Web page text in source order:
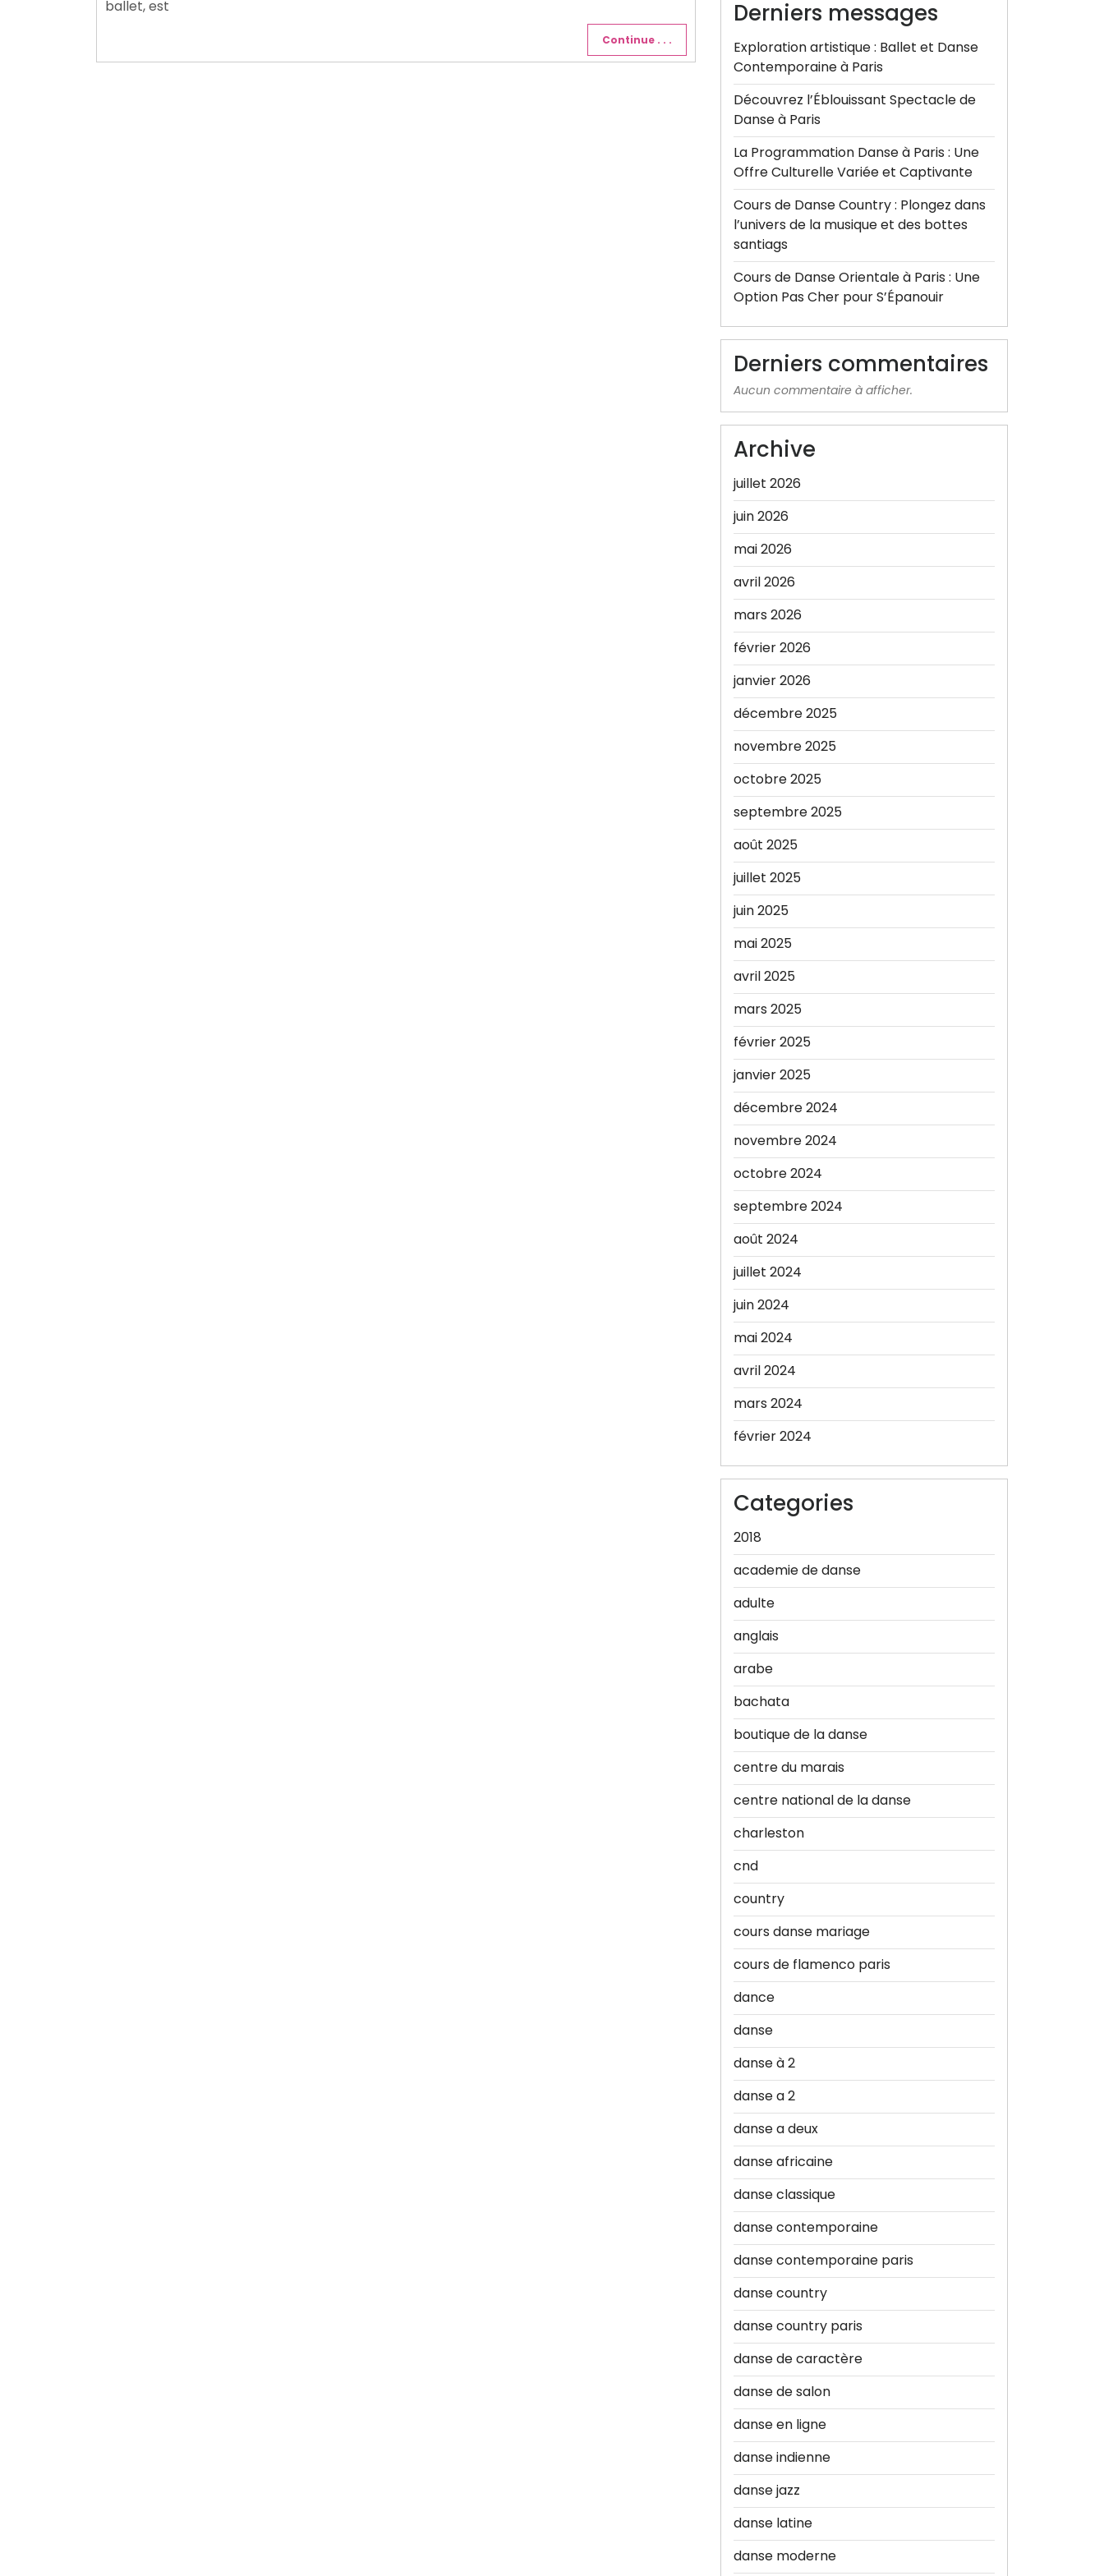
ballet, est
Continue . . .
Derniers messages
Exploration artistique : Ballet et Danse
Contemporaine à Paris
Découvrez l’Éblouissant Spectacle de
Danse à Paris
La Programmation Danse à Paris : Une
Offre Culturelle Variée et Captivante
Cours de Danse Country : Plongez dans
l’univers de la musique et des bottes
santiags
Cours de Danse Orientale à Paris : Une
Option Pas Cher pour S’Épanouir
Derniers commentaires
Aucun commentaire à afficher.
Archive
juillet 2026
juin 2026
mai 2026
avril 2026
mars 2026
février 2026
janvier 2026
décembre 2025
novembre 2025
octobre 2025
septembre 2025
août 2025
juillet 2025
juin 2025
mai 2025
avril 2025
mars 2025
février 2025
janvier 2025
décembre 2024
novembre 2024
octobre 2024
septembre 2024
août 2024
juillet 2024
juin 2024
mai 2024
avril 2024
mars 2024
février 2024
Categories
2018
academie de danse
adulte
anglais
arabe
bachata
boutique de la danse
centre du marais
centre national de la danse
charleston
cnd
country
cours danse mariage
cours de flamenco paris
dance
danse
danse à 2
danse a 2
danse a deux
danse africaine
danse classique
danse contemporaine
danse contemporaine paris
danse country
danse country paris
danse de caractère
danse de salon
danse en ligne
danse indienne
danse jazz
danse latine
danse moderne